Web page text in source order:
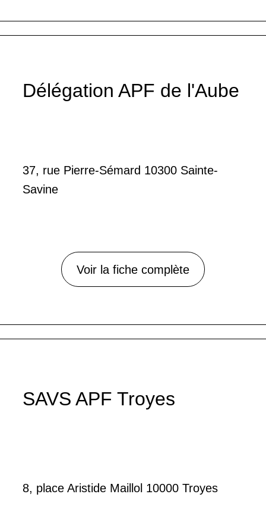
Délégation APF de l'Aube
37, rue Pierre-Sémard 10300 Sainte-
Savine
Voir la fiche complète
SAVS APF Troyes
8, place Aristide Maillol 10000 Troyes